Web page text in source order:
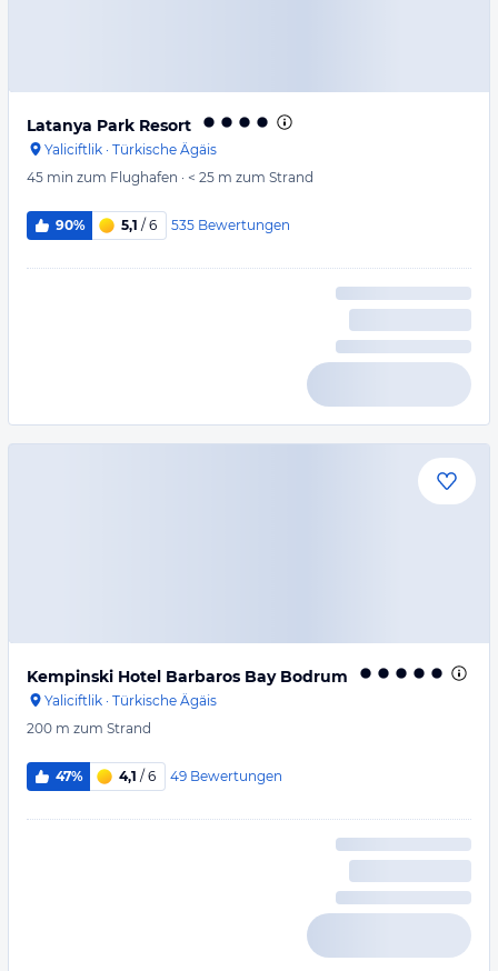
Latanya Park Resort
Yaliciftlik · Türkische Ägäis
45 min zum Flughafen · < 25 m zum Strand
90% 5,1 / 6 535 Bewertungen
Kempinski Hotel Barbaros Bay Bodrum
Yaliciftlik · Türkische Ägäis
200 m zum Strand
47% 4,1 / 6 49 Bewertungen